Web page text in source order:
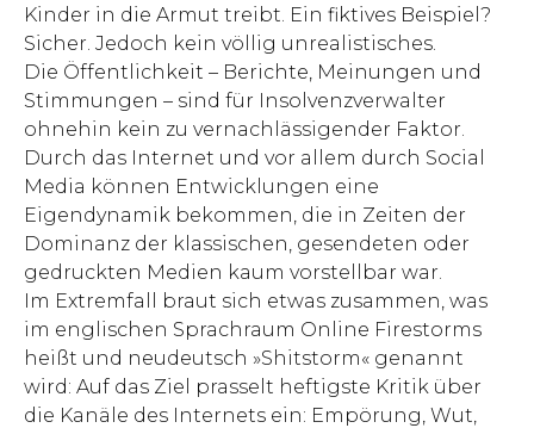
Kinder in die Armut treibt. Ein fiktives Beispiel?
Sicher. Jedoch kein völlig unrealistisches.
Die Öffentlichkeit – Berichte, Meinungen und
Stimmungen – sind für Insolvenzverwalter
ohnehin kein zu vernachlässigender Faktor.
Durch das Internet und vor allem durch Social
Media können Entwicklungen eine
Eigendynamik bekommen, die in Zeiten der
Dominanz der klassischen, gesendeten oder
gedruckten Medien kaum vorstellbar war.
Im Extremfall braut sich etwas zusammen, was
im englischen Sprachraum Online Firestorms
heißt und neudeutsch »Shitstorm« genannt
wird: Auf das Ziel prasselt heftigste Kritik über
die Kanäle des Internets ein: Empörung, Wut,